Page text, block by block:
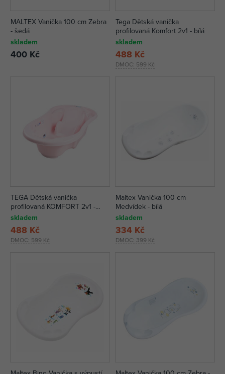
MALTEX Vanička 100 cm Zebra
- šedá
skladem
400 Kč
Tega Dětská vanička
profilovaná Komfort 2v1 - bílá
skladem
DMOC: 599 Kč
488 Kč
TEGA Dětská vanička
profilovaná KOMFORT 2v1 -
světle růžová
skladem
DMOC: 599 Kč
488 Kč
Maltex Vanička 100 cm
Medvídek - bílá
skladem
DMOC: 399 Kč
334 Kč